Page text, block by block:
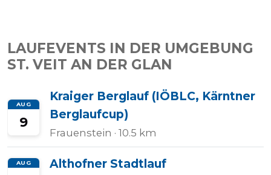
LAUFEVENTS IN DER UMGEBUNG
ST. VEIT AN DER GLAN
AUG
9
Kraiger Berglauf (IÖBLC, Kärntner
Berglaufcup)
Frauenstein · 10.5 km
AUG Althofner Stadtlauf